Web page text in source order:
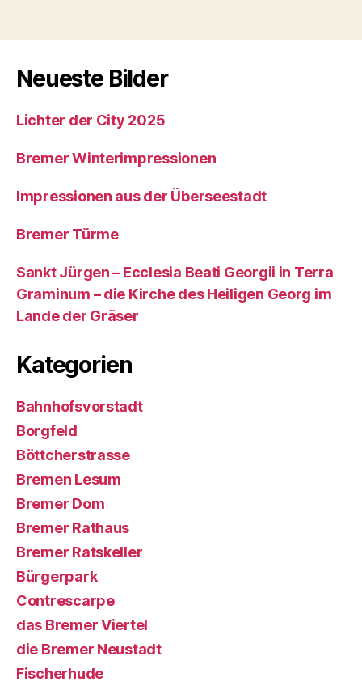
Neueste Bilder
Lichter der City 2025
Bremer Winterimpressionen
Impressionen aus der Überseestadt
Bremer Türme
Sankt Jürgen – Ecclesia Beati Georgii in Terra
Graminum – die Kirche des Heiligen Georg im
Lande der Gräser
Kategorien
Bahnhofsvorstadt
Borgfeld
Böttcherstrasse
Bremen Lesum
Bremer Dom
Bremer Rathaus
Bremer Ratskeller
Bürgerpark
Contrescarpe
das Bremer Viertel
die Bremer Neustadt
Fischerhude